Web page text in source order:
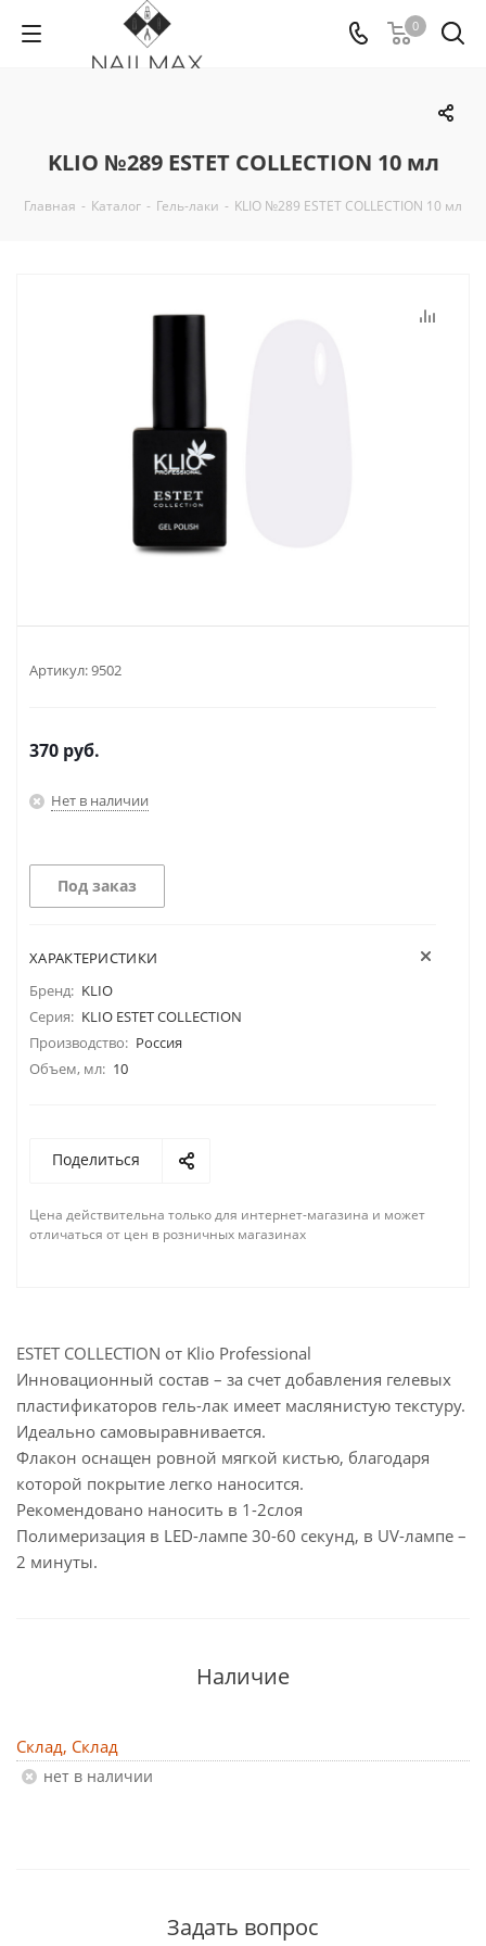
0
KLIO №289 ESTET COLLECTION 10 мл
Главная - Каталог - Гель-лаки - KLIO №289 ESTET COLLECTION 10 мл
Артикул:9502
370 руб.
Нет в наличии
Под заказ
ХАРАКТЕРИСТИКИ
Бренд: KLIO
Серия: KLIO ESTET COLLECTION
Производство: Россия
Объем, мл: 10
Поделиться
Цена действительна только для интернет-магазина и может
отличаться от цен в розничных магазинах
ESTET COLLECTION от Klio Professional
Инновационный состав – за счет добавления гелевых
пластификаторов гель-лак имеет маслянистую текстуру.
Идеально самовыравнивается.
Флакон оснащен ровной мягкой кистью, благодаря
которой покрытие легко наносится.
Рекомендовано наносить в 1-2слоя
Полимеризация в LED-лампе 30-60 секунд, в UV-лампе –
2 минуты.
Наличие
Склад, Склад
Нет в наличии
Задать вопрос